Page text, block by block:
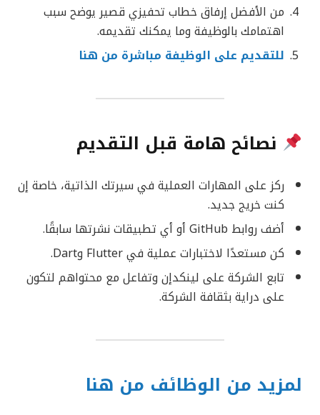
من الأفضل إرفاق خطاب تحفيزي قصير يوضح سبب
اهتمامك بالوظيفة وما يمكنك تقديمه.
للتقديم على الوظيفة مباشرة من هنا
نصائح هامة قبل التقديم
ركز على المهارات العملية في سيرتك الذاتية، خاصة إن
كنت خريج جديد.
أضف روابط GitHub أو أي تطبيقات نشرتها سابقًا.
كن مستعدًا لاختبارات عملية في Flutter وDart.
تابع الشركة على لينكدإن وتفاعل مع محتواهم لتكون
على دراية بثقافة الشركة.
لمزيد من الوظائف من هنا